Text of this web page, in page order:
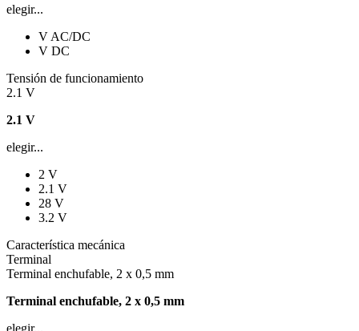
elegir...
V AC/DC
V DC
Tensión de funcionamiento
2.1 V
2.1 V
elegir...
2 V
2.1 V
28 V
3.2 V
Característica mecánica
Terminal
Terminal enchufable, 2 x 0,5 mm
Terminal enchufable, 2 x 0,5 mm